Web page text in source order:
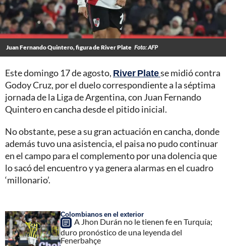
Juan Fernando Quintero, figura de River Plate Foto: AFP
Este domingo 17 de agosto, River Platese midió contra
Godoy Cruz, por el duelo correspondiente a la séptima
jornada de la Liga de Argentina, con Juan Fernando
Quintero en cancha desde el pitido inicial.
No obstante, pese a su gran actuación en cancha, donde
además tuvo una asistencia, el paisa no pudo continuar
en el campo para el complemento por una dolencia que
lo sacó del encuentro y ya genera alarmas en el cuadro
‘millonario’.
Colombianos en el exterior
A Jhon Durán no le tienen fe en Turquía;
duro pronóstico de una leyenda del
Fenerbahçe